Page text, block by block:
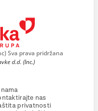
Sva prava pridržana
d.d. (Inc.)
nas
privatnosti